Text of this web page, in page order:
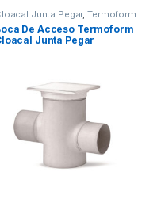
Junta Pegar,Termoform
De Acceso Termoform
Junta Pegar